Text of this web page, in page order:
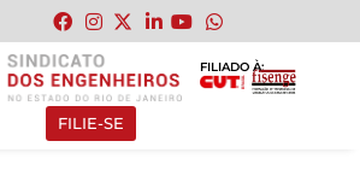
FILIADO À:
FILIE-SE